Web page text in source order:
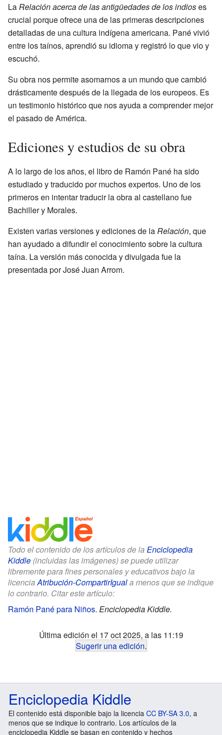
LaRelación acerca de las antigüedades de los indioses
crucial porque ofrece una de las primeras descripciones
detalladas de una cultura indígena americana. Pané vivió
entre los taínos, aprendió su idioma y registró lo que vio y
escuchó.
Su obra nos permite asomarnos a un mundo que cambió
drásticamente después de la llegada de los europeos. Es
un testimonio histórico que nos ayuda a comprender mejor
el pasado de América.
Ediciones y estudios de su obra
A lo largo de los años, el libro de Ramón Pané ha sido
estudiado y traducido por muchos expertos. Uno de los
primeros en intentar traducir la obra al castellano fue
Bachiller y Morales.
Existen varias versiones y ediciones de laRelación, que
han ayudado a difundir el conocimiento sobre la cultura
taína. La versión más conocida y divulgada fue la
presentada por José Juan Arrom.
Todo el contenido de los artículos de la Enciclopedia
Kiddle (incluidas las imágenes) se puede utilizar
libremente para fines personales y educativos bajo la
licenciaAtribución-CompartirIguala menos que se indique
lo contrario. Citar este artículo:
Ramón Pané para Niños. Enciclopedia Kiddle.
Última edición el 17 oct 2025, a las 11:19
Sugerir una edición.
Enciclopedia Kiddle
El contenido está disponible bajo la licencia CC BY-SA 3.0, a
menos que se indique lo contrario. Los artículos de la
enciclopedia Kiddle se basan en contenido y hechos